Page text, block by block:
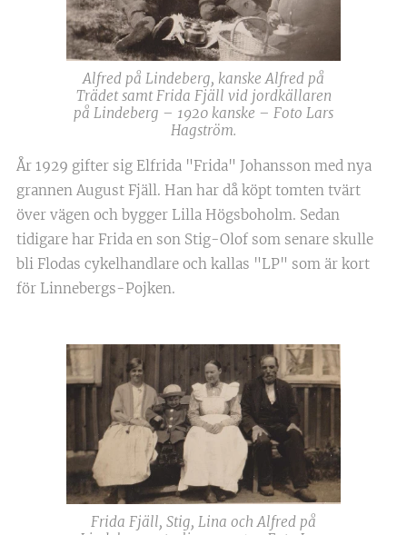
Alfred på Lindeberg, kanske Alfred på
Trädet samt Frida Fjäll vid jordkällaren
på Lindeberg – 1920 kanske – Foto Lars
Hagström.
År 1929 gifter sig Elfrida "Frida" Johansson med nya
grannen August Fjäll. Han har då köpt tomten tvärt
över vägen och bygger Lilla Högsboholm. Sedan
tidigare har Frida en son Stig-Olof som senare skulle
bli Flodas cykelhandlare och kallas "LP" som är kort
för Linnebergs-Pojken.
Frida Fjäll, Stig, Lina och Alfred på